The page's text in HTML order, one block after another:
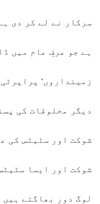
ہے جو عرفِ عام میں
زمینداروں‘
دیگر مخلوقات کی
شوکت اور سٹیٹس کی
شوکت اور ایسا
لوگ دور بھاگتے